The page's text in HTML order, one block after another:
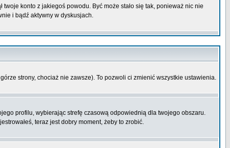
konto z jakiegoś powodu. Być może stało się tak, ponieważ nic nie
i bądź aktywny w dyskusjach.
strony, chociaż nie zawsze). To pozwoli ci zmienić wszystkie ustawienia.
profilu, wybierając strefę czasową odpowiednią dla twojego obszaru.
teraz jest dobry moment, żeby to zrobić.